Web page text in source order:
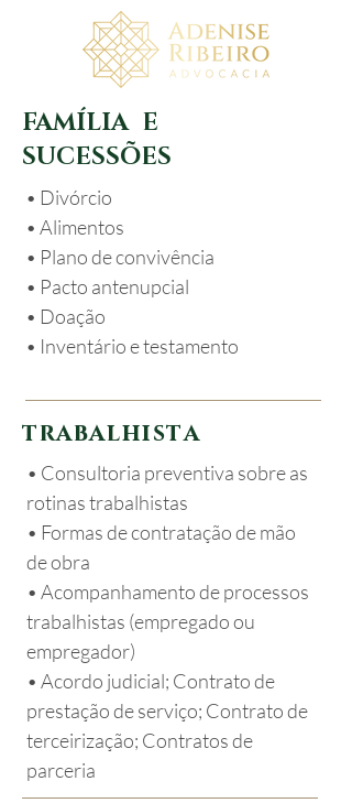
FAMÍLIA E
SUCESSÕES
• Divórcio
• Alimentos
• Plano de convivência
• Pacto antenupcial
• Doação
• Inventário e testamento
t r a b a l h i s t a
• Consultoria preventiva sobre as
rotinas trabalhistas
• Formas de contratação de mão
de obra
• Acompanhamento de processos
trabalhistas (empregado ou
empregador)
• Acordo judicial; Contrato de
prestação de serviço; Contrato de
terceirização; Contratos de
parceria